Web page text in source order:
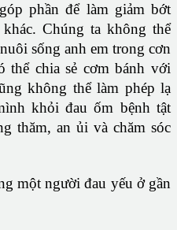
phần để làm giảm bớt
Chúng ta không thể
sống anh em trong cơn
thể chia sẻ cơm bánh với
không thể làm phép lạ
khỏi đau ốm bệnh tật
thăm, an ủi và chăm sóc
một người đau yếu ở gần